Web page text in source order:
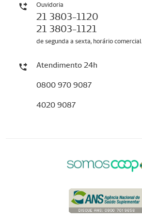
Ouvidoria
21 3803-1120
21 3803-1121
de segunda a sexta, horário comercial
Atendimento 24h
0800 970 9087
4020 9087